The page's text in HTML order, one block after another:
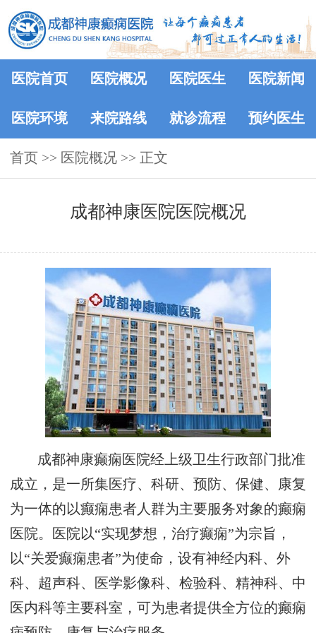
医院首页 医院概况 医院医生 医院新闻
医院环境 来院路线 就诊流程 预约医生
首页 >> 医院概况 >> 正文
成都神康医院医院概况
成都神康癫痫医院经上级卫生行政部门批准
成立，是一所集医疗、科研、预防、保健、康复
为一体的以癫痫患者人群为主要服务对象的癫痫
医院。医院以“实现梦想，治疗癫痫”为宗旨，
以“关爱癫痫患者”为使命，设有神经内科、外
科、超声科、医学影像科、检验科、精神科、中
医内科等主要科室，可为患者提供全方位的癫痫